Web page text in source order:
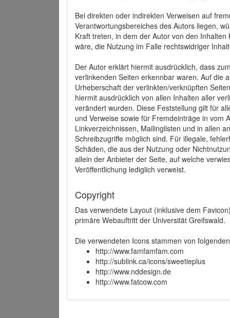
Bei direkten oder indirekten Verweisen auf
Verantwortungsbereiches des Autors liegen,
Kraft treten, in dem der Autor von den
wäre, die Nutzung im Falle rechtswidriger
Der Autor erklärt hiermit ausdrücklich, dass
verlinkenden Seiten erkennbar waren. Auf die
Urheberschaft der verlinkten/verknüpften
hiermit ausdrücklich von allen Inhalten aller
verändert wurden. Diese Feststellung gilt für
und Verweise sowie für Fremdeinträge in vom
Linkverzeichnissen, Mailinglisten und in allen
Schreibzugriffe möglich sind. Für illegale,
Schäden, die aus der Nutzung oder
allein der Anbieter der Seite, auf welche
Veröffentlichung lediglich verweist.
Copyright
Das verwendete Layout (inklusive dem
primäre Webauftritt der Universität Greifswald.
Die verwendeten Icons stammen von
http://www.famfamfam.com
http://sublink.ca/icons/sweetieplus
http://www.nddesign.de
http://www.fatcow.com